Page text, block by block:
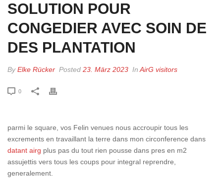
SOLUTION POUR
CONGEDIER AVEC SOIN DE
DES PLANTATION
ByElke Rücker Posted 23. März 2023 In AirG visitors
0
parmi le square, vos Felin venues nous accroupir tous les
excrements en travaillant la terre dans mon circonference dans
datant airg plus pas du tout rien pousse dans pres en m2
assujettis vers tous les coups pour integral reprendre,
generalement.